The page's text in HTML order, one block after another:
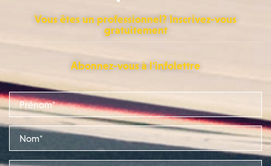
Vous êtes un professionnel? Inscrivez-vous
gratuitement
Abonnez-vous à l'infolettre